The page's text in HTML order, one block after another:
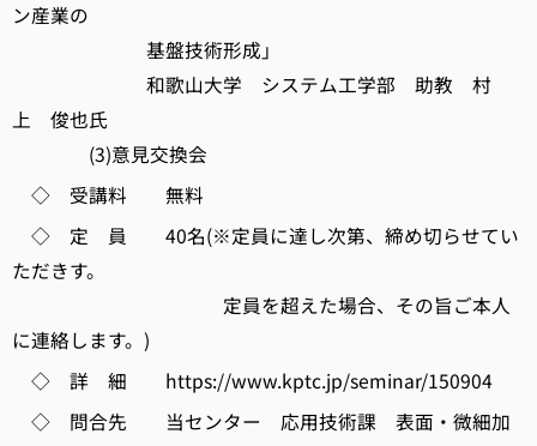
ン産業の
基盤技術形成」
和歌山大学 システム工学部 助教 村
上 俊也氏
(3)意見交換会
◇ 受講料 無料
◇ 定 員 40名(※定員に達し次第、締め切らせてい
ただきす。
定員を超えた場合、その旨ご本人
に連絡します。)
◇ 詳 細 https://www.kptc.jp/seminar/150904
◇ 問合先 当センター 応用技術課 表面・微細加